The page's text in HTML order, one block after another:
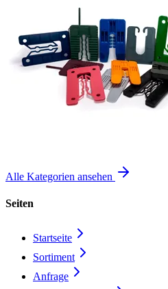
Alle Kategorien ansehen
Seiten
Startseite
Sortiment
Anfrage